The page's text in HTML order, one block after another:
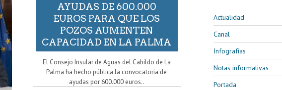
AYUDAS DE 600.000
EUROS PARA QUE LOS
POZOS AUMENTEN
CAPACIDAD EN LA PALMA
El Consejo Insular de Aguas del Cabildo de La
Palma ha hecho pública la convocatoria de
ayudas por 600.000 euros..
Actualidad
Canal
Infografías
Notas informativas
Portada